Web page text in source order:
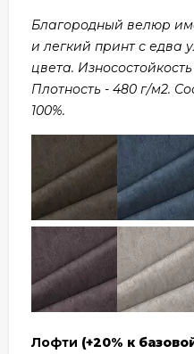
Благородный велюр
и легкий принт с едва
цвета.
Плотность - 480 г/м2.
100%.
Лофти (+20% к